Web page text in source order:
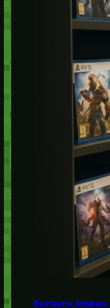
Berburu